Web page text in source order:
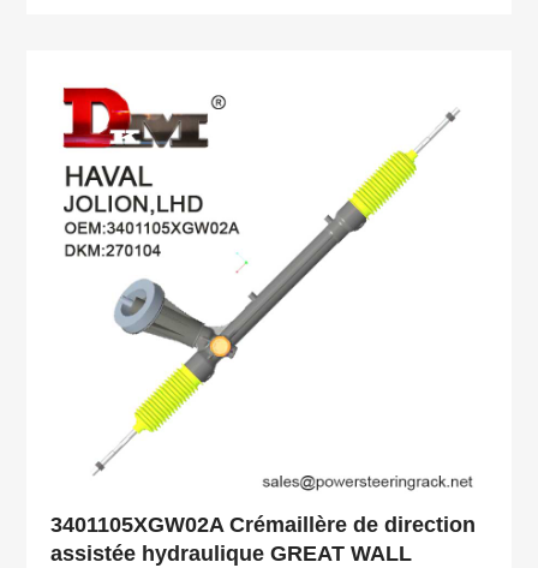
3401105XGW02A Crémaillère de direction
assistée hydraulique GREAT WALL